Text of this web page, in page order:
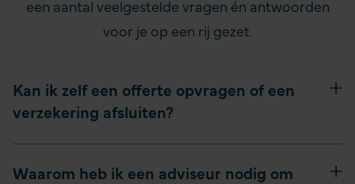
een aantal veelgestelde vragen én antwoorden
voor je op een rij gezet.
Kan ik zelf een offerte opvragen of een
verzekering afsluiten?
Waarom heb ik een adviseur nodig om